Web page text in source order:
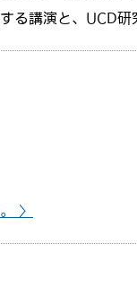
講演と、UCD
〉